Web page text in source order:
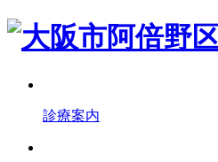
診療案内